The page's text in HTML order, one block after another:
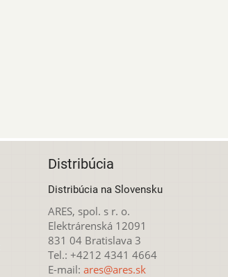
Distribúcia
Distribúcia na Slovensku
ARES, spol. s r. o.
Elektrárenská 12091
831 04 Bratislava 3
Tel.: +4212 4341 4664
E-mail: ares@ares.sk